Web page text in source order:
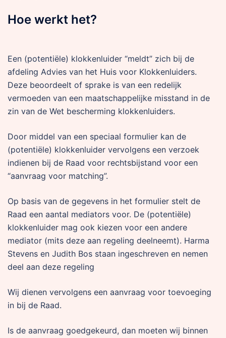
Hoe werkt het?
Een (potentiële) klokkenluider “meldt” zich bij de
afdeling Advies van het Huis voor Klokkenluiders.
Deze beoordeelt of sprake is van een redelijk
vermoeden van een maatschappelijke misstand in de
zin van de Wet bescherming klokkenluiders.
Door middel van een speciaal formulier kan de
(potentiële) klokkenluider vervolgens een verzoek
indienen bij de Raad voor rechtsbijstand voor een
“aanvraag voor matching”.
Op basis van de gegevens in het formulier stelt de
Raad een aantal mediators voor. De (potentiële)
klokkenluider mag ook kiezen voor een andere
mediator (mits deze aan regeling deelneemt). Harma
Stevens en Judith Bos staan ingeschreven en nemen
deel aan deze regeling
Wij dienen vervolgens een aanvraag voor toevoeging
in bij de Raad.
Is de aanvraag goedgekeurd, dan moeten wij binnen